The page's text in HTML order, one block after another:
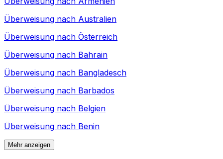
Überweisung nach Australien
Überweisung nach Österreich
Überweisung nach Bahrain
Überweisung nach Bangladesch
Überweisung nach Barbados
Überweisung nach Belgien
Überweisung nach Benin
Mehr anzeigen